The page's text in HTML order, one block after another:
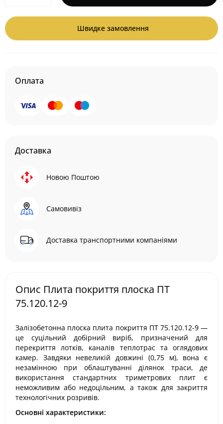
Швидке замовлення
Оплата
Доставка
Новою Поштою
Самовивіз
Доставка транспортними компаніями
Опис Плита покриття плоска ПТ
75.120.12-9
Залізобетонна плоска плита покриття ПТ 75.120.12-9 —
це суцільний добірний виріб, призначений для
перекриття лотків, каналів теплотрас та оглядових
камер. Завдяки невеликій довжині (0,75 м), вона є
незамінною при облаштуванні ділянок траси, де
використання стандартних триметрових плит є
неможливим або недоцільним, а також для закриття
технологічних розривів.
Основні характеристики: